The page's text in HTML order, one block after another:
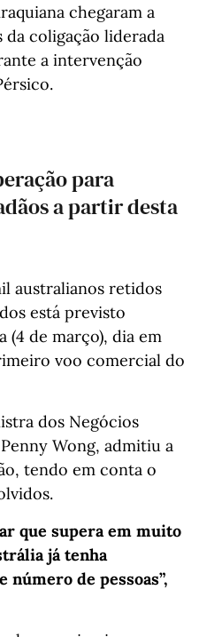
chegaram a
da coligação liderada
a intervenção
para
a partir desta
australianos retidos
está previsto
(4 de março), dia em
voo comercial do
dos Negócios
Wong, admitiu a
tendo em conta o
que supera em muito
já tenha
de pessoas”,